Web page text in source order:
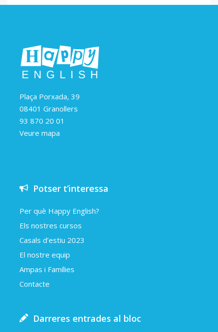
Plaça Porxada, 39
08401 Granollers
93 870 20 01
Veure mapa
Potser t’interessa
Per què Happy English?
Els nostres cursos
Casals d’estiu 2023
El nostre equip
Ampas i Famílies
Contacte
Darreres entrades al bloc